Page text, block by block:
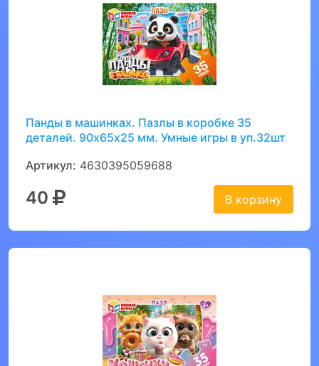
Панды в машинках. Пазлы в коробке 35
деталей. 90х65х25 мм. Умные игры в уп.32шт
Артикул: 4630395059688
40 В корзину